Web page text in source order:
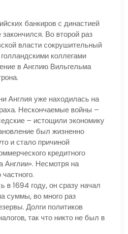
банкиров с династией
Во второй раз
власти сокрушительный
коллегами
в Англию Вильгельма
уже находилась на
Нескончаемые войны –
– истощили экономику
был жизненно
и стало причиной
кредитного
Англии». Несмотря на
в 1694 году, он сразу начал
суммы, во много раз
Долги политиков
так что никто не был в